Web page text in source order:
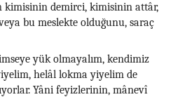
kimisinin demirci, kimisinin attâr,
bu meslekte olduğunu, saraç
yük olmayalım, kendimiz
helâl lokma yiyelim de
Yâni feyizlerinin, mânevî